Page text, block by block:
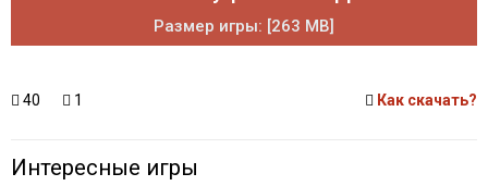
Размер игры: [263 MB]
40 1 Как скачать?
Интересные игры